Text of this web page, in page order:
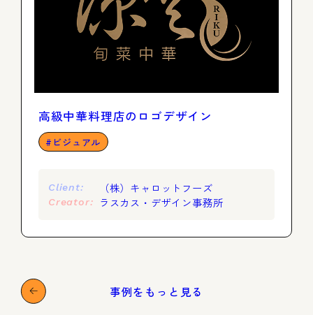
高級中華料理店のロゴデザイン
ビジュアル
Client: （株）キャロットフーズ
Creator: ラスカス・デザイン事務所
事例をもっと見る